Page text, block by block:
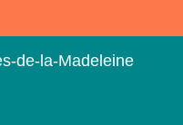
de-la-Madeleine